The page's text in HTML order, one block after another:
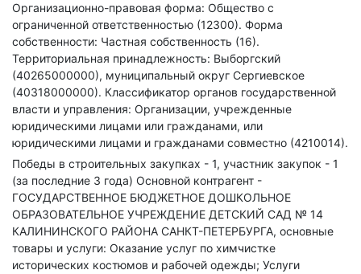
Организационно-правовая форма: Общество с
ограниченной ответственностью (12300). Форма
собственности: Частная собственность (16).
Территориальная принадлежность: Выборгский
(40265000000), муниципальный округ Сергиевское
(40318000000). Классификатор органов государственной
власти и управления: Организации, учрежденные
юридическими лицами или гражданами, или
юридическими лицами и гражданами совместно (4210014).
Победы в строительных закупках - 1, участник закупок - 1
(за последние 3 года) Основной контрагент -
ГОСУДАРСТВЕННОЕ БЮДЖЕТНОЕ ДОШКОЛЬНОЕ
ОБРАЗОВАТЕЛЬНОЕ УЧРЕЖДЕНИЕ ДЕТСКИЙ САД № 14
КАЛИНИНСКОГО РАЙОНА САНКТ-ПЕТЕРБУРГА, основные
товары и услуги: Оказание услуг по химчистке
исторических костюмов и рабочей одежды; Услуги